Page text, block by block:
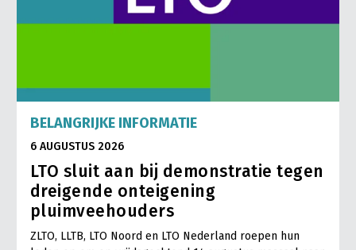
BELANGRIJKE INFORMATIE
6 AUGUSTUS 2026
LTO sluit aan bij demonstratie tegen
dreigende onteigening
pluimveehouders
ZLTO, LLTB, LTO Noord en LTO Nederland roepen hun